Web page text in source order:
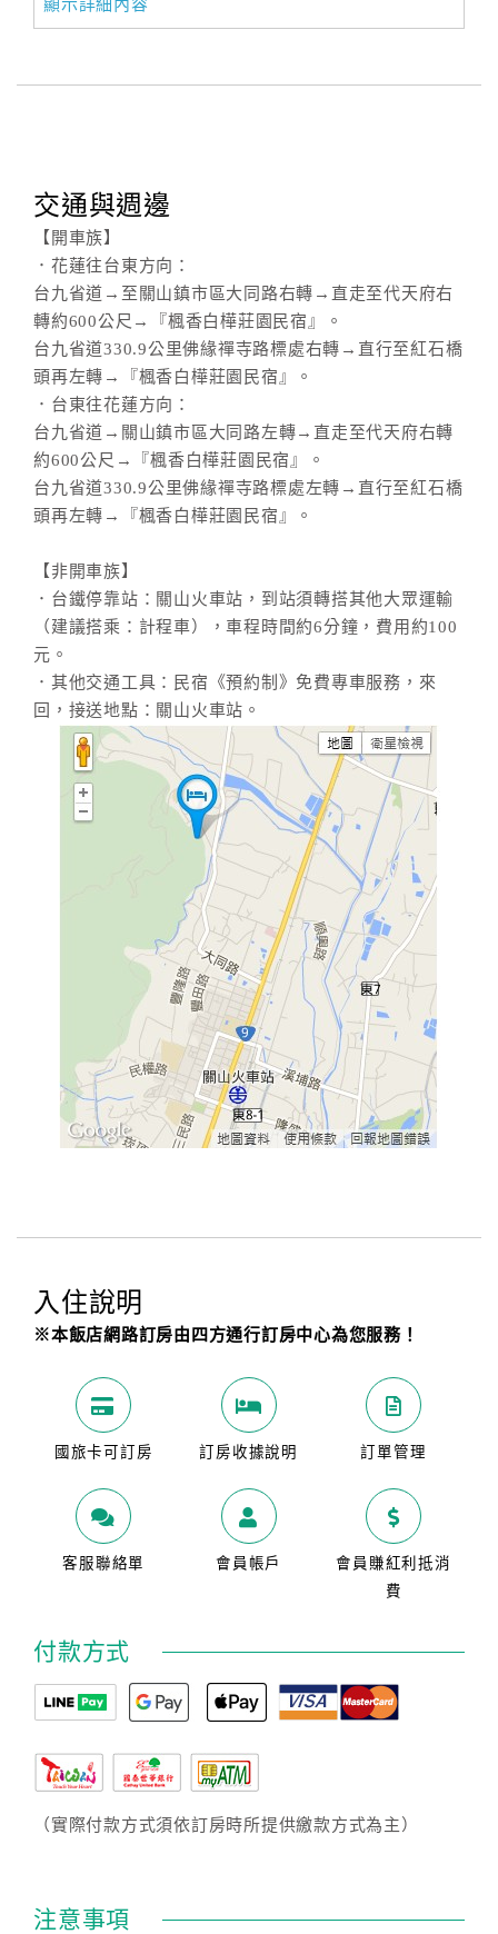
店
作
廠
商
作
旅
伴
劃
商
品
宣
顯示詳細內容
交通與週邊
【開車族】
．花蓮往台東方向：
台九省道→至關山鎮市區大同路右轉→直走至代天府右
轉約600公尺→『楓香白樺莊園民宿』。
台九省道330.9公里佛緣禪寺路標處右轉→直行至紅石橋
頭再左轉→『楓香白樺莊園民宿』。
．台東往花蓮方向：
台九省道→關山鎮市區大同路左轉→直走至代天府右轉
約600公尺→『楓香白樺莊園民宿』。
台九省道330.9公里佛緣禪寺路標處左轉→直行至紅石橋
頭再左轉→『楓香白樺莊園民宿』。
【非開車族】
．台鐵停靠站：關山火車站，到站須轉搭其他大眾運輸
（建議搭乘：計程車），車程時間約6分鐘，費用約100
元。
．其他交通工具：民宿《預約制》免費專車服務，來
回，接送地點：關山火車站。
入住說明
※本飯店網路訂房由四方通行訂房中心為您服務！
國旅卡可訂房 訂房收據說明 訂單管理
客服聯絡單 會員帳戶
會員賺紅利抵消
費
付款方式
（實際付款方式須依訂房時所提供繳款方式為主）
注意事項